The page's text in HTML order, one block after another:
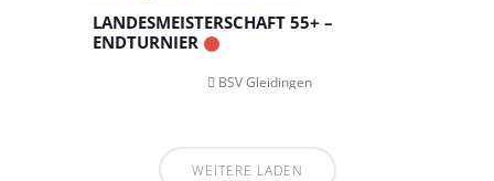
LANDESMEISTERSCHAFT 55+ –
ENDTURNIER
BSV Gleidingen
WEITERE LADEN